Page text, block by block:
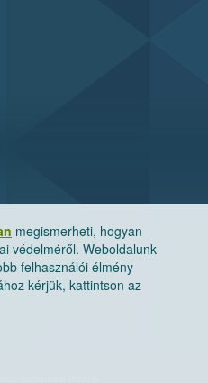
megismerheti, hogyan
védelméről. Weboldalunk
felhasználói élmény
kérjük, kattintson az
biztonsági Hivatal